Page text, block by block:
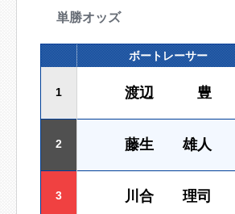
単勝オッズ
ボートレーサー
1 渡辺 豊
2 藤生 雄人
3 川合 理司